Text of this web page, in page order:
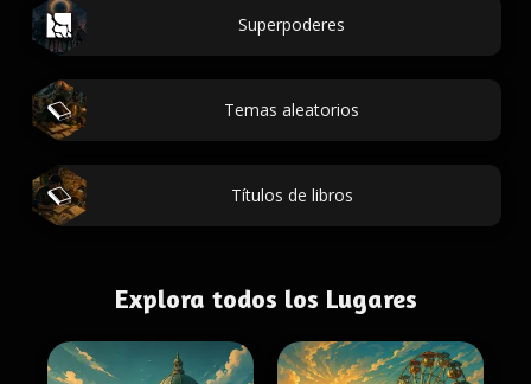
Superpoderes
Temas aleatorios
Títulos de libros
Explora todos los Lugares